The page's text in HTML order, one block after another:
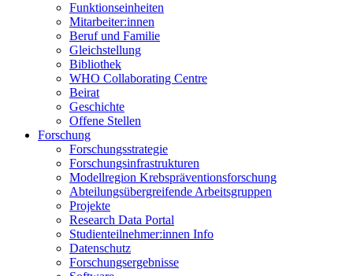
Funktionseinheiten
Mitarbeiter:innen
Beruf und Familie
Gleichstellung
Bibliothek
WHO Collaborating Centre
Beirat
Geschichte
Offene Stellen
Forschung
Forschungsstrategie
Forschungsinfrastrukturen
Modellregion Krebspräventionsforschung
Abteilungsübergreifende Arbeitsgruppen
Projekte
Research Data Portal
Studienteilnehmer:innen Info
Datenschutz
Forschungsergebnisse